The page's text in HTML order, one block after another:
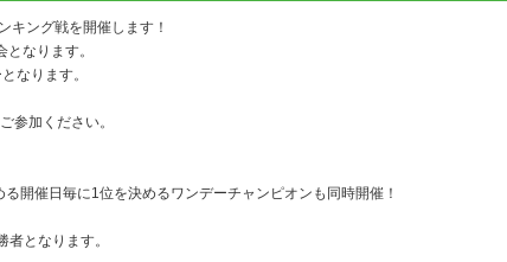
キング戦を開催します！
なります。
なります。
参加ください。
開催日毎に1位を決めるワンデーチャンピオンも同時開催！
となります。